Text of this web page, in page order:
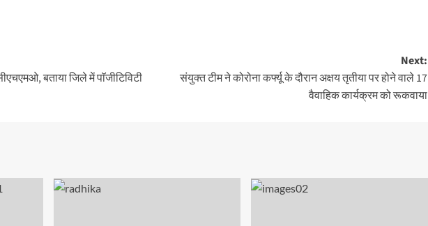
बताया जिले में पाॅजीटिविटी
Next:
संयुक्त टीम ने कोरोना कर्फ्यू के दौरान अक्षय तृतीया पर होने वाले 17
वैवाहिक कार्यक्रम को रूकवाया